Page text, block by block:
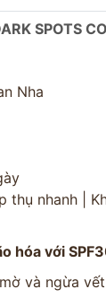
SPOTS
Nha
thụ nhanh |
hóa với
và ngừa